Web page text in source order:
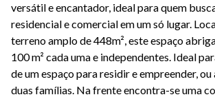
versátil e encantador, ideal para quem
residencial e comercial em um só lugar.
terreno amplo de 448m², este espaço
100 m² cada uma e independentes. Ideal
de um espaço para residir e empreender,
duas famílias. Na frente encontra-se uma